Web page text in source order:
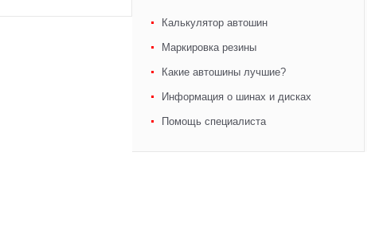
Калькулятор автошин
Маркировка резины
Какие автошины лучшие?
Информация о шинах и дисках
Помощь специалиста